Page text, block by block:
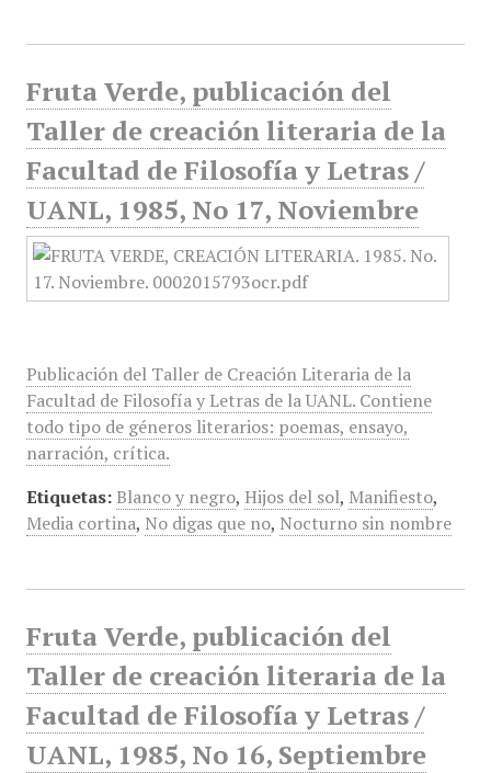
Fruta Verde, publicación del
Taller de creación literaria de la
Facultad de Filosofía y Letras /
UANL, 1985, No 17, Noviembre
Publicación del Taller de Creación Literaria de la
Facultad de Filosofía y Letras de la UANL. Contiene
todo tipo de géneros literarios: poemas, ensayo,
narración, crítica.
Etiquetas: Blanco y negro, Hijos del sol, Manifiesto,
Media cortina, No digas que no, Nocturno sin nombre
Fruta Verde, publicación del
Taller de creación literaria de la
Facultad de Filosofía y Letras /
UANL, 1985, No 16, Septiembre